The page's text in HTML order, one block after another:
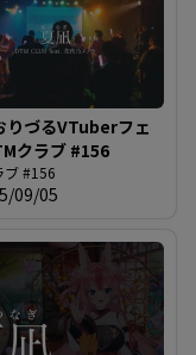
りづるVTuberフェ
クラブ #156
ブ #156
09/05